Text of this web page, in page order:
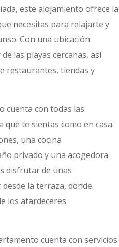
este alojamiento ofrece la
necesitas para relajarte y
Con una ubicación
las playas cercanas, así
restaurantes, tiendas y
cuenta con todas las
que te sientas como en casa.
una cocina
privado y una acogedora
disfrutar de unas
la terraza, donde
los atardeceres
cuenta con servicios